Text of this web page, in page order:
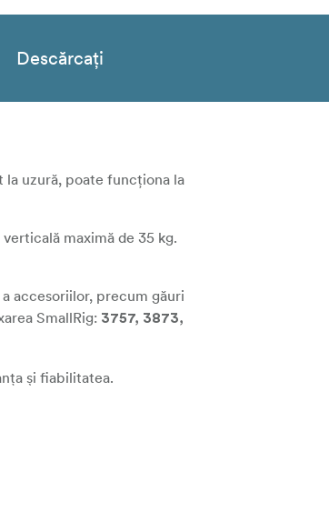
Descărcați
la uzură, poate funcționa la
maximă de 35 kg.
accesoriilor, precum găuri
SmallRig: 3757, 3873,
și fiabilitatea.